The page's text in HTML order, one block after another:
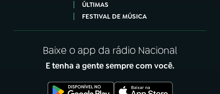
ÚLTIMAS
FESTIVAL DE MÚSICA
Baixe o app da rádio Nacional
E tenha a gente sempre com você.